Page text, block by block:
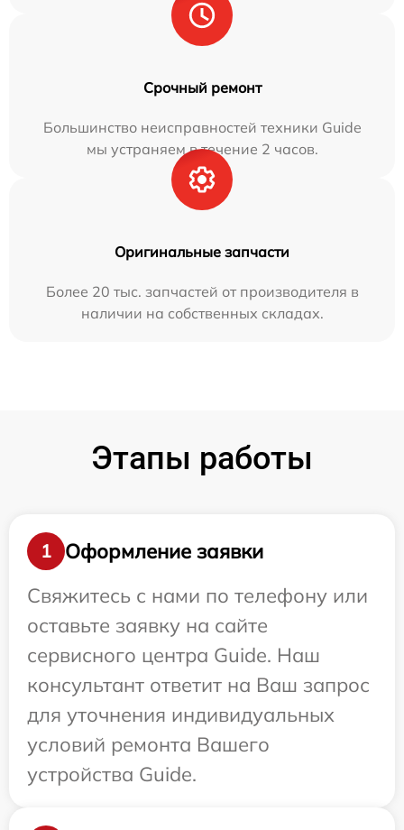
Срочный ремонт
Большинство неисправностей техники Guide
мы устраняем в течение 2 часов.
Оригинальные запчасти
Более 20 тыс. запчастей от производителя в
наличии на собственных складах.
Этапы работы
1
Оформление заявки
Свяжитесь с нами по телефону или
оставьте заявку на сайте
сервисного центра Guide. Наш
консультант ответит на Ваш запрос
для уточнения индивидуальных
условий ремонта Вашего
устройства Guide.